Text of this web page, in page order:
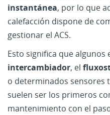
instantánea, por lo que
calefacción dispone de
gestionar el ACS.
Esto significa que algunos
intercambiador, el
o determinados sensores
suelen ser los primeros
mantenimiento con el
MI LISTA DE
((MODALTITLE))
((confirmMessage))
((cancelText))
CREAR LISTA DE
Nombre de la lista de deseos
Cancelar
INICIAR SESIÓN
Debe iniciar sesión para
de deseos.
Cancelar